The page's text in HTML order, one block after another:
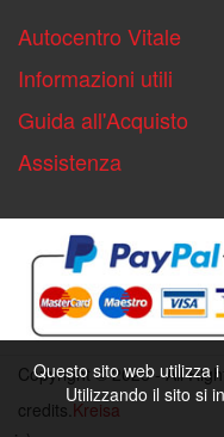
Autocentro Vitale
Informazioni utili
Guida all'Acquisto
Assistenza
Copyright © 2026 - All
credits.Kreisa
Questo sito web utilizza
Utilizzando il sito si